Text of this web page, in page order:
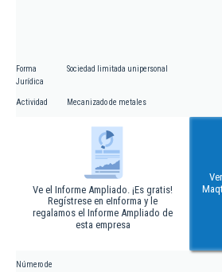
Forma
Jurídica
Sociedad limitada unipersonal
Actividad Mecanizado de metales
Ve el Informe Ampliado. ¡Es gratis!
Regístrese en eInforma y le
regalamos el Informe Ampliado de
esta empresa
Número de